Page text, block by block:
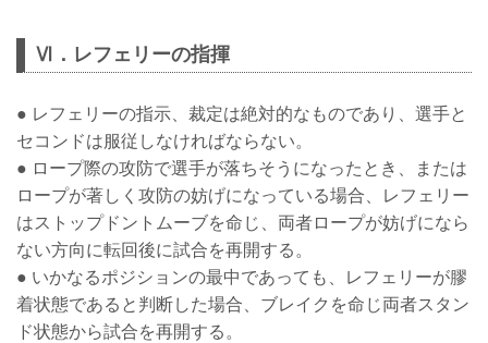
Ⅵ．レフェリーの指揮
● レフェリーの指示、裁定は絶対的なものであり、選手と
セコンドは服従しなければならない。
● ロープ際の攻防で選手が落ちそうになったとき、または
ロープが著しく攻防の妨げになっている場合、レフェリー
はストップドントムーブを命じ、両者ロープが妨げになら
ない方向に転回後に試合を再開する。
● いかなるポジションの最中であっても、レフェリーが膠
着状態であると判断した場合、ブレイクを命じ両者スタン
ド状態から試合を再開する。